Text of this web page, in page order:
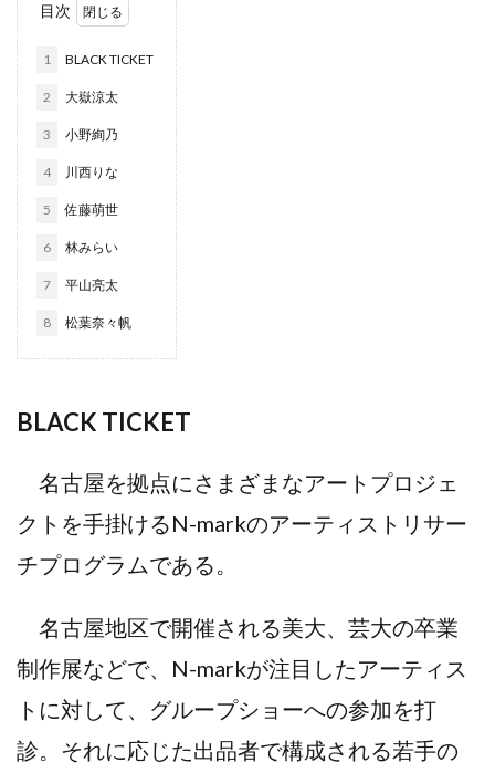
目次
1 BLACK TICKET
2 大嶽涼太
3 小野絢乃
4 川西りな
5 佐藤萌世
6 林みらい
7 平山亮太
8 松葉奈々帆
BLACK TICKET
名古屋を拠点にさまざまなアートプロジェ
クトを手掛けるN-markのアーティストリサー
チプログラムである。
名古屋地区で開催される美大、芸大の卒業
制作展などで、 N-markが注目したアーティス
トに対して、グループショーへの参加を打
診。それに応じた出品者で構成される若手の